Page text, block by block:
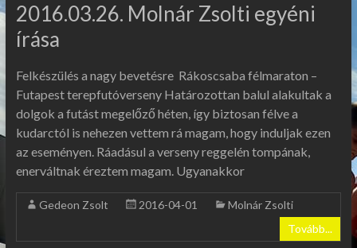
2016.03.26. Molnár Zsolti egyéni
írása
Felkészülés a nagy bevetésre Rákoscsaba félmaraton –
Futapest terepfutóverseny Határozottan balul alakultak a
dolgok a futást megelőző héten, így biztosan félve a
kudarctól is nehezen vettem rá magam, hogy induljak ezen
az eseményen. Ráadásul a verseny reggelén tompának,
enerváltnak éreztem magam. Ugyanakkor
Gedeon Zsolt 2016-04-01
Molnár Zsolti
Tovább...